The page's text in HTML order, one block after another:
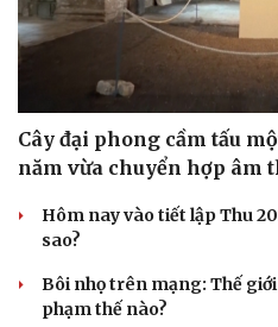
Cây đại phong cầm tấu
năm vừa chuyển hợp âm
Hôm nay vào tiết lập Thu
sao?
Bôi nhọ trên mạng: Thế
phạm thế nào?